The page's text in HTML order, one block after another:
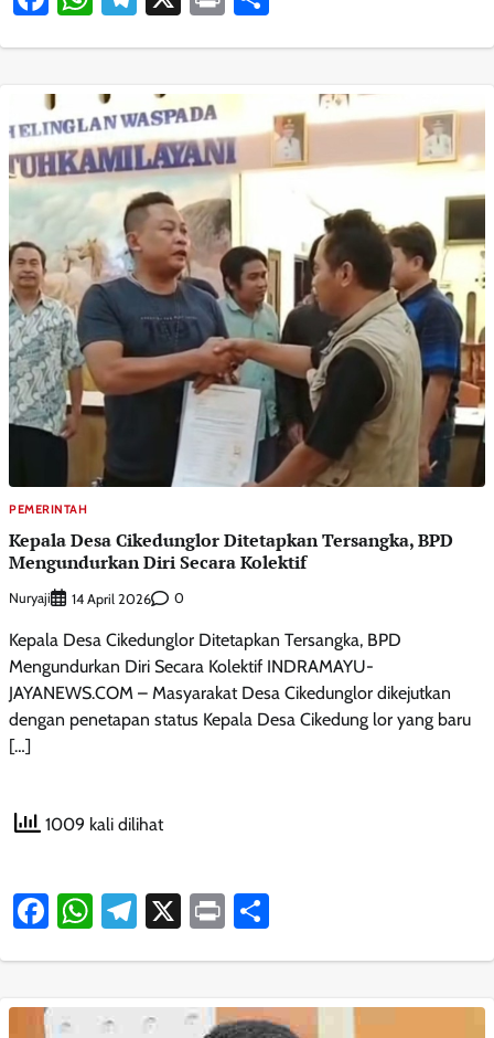
PEMERINTAH
Kepala Desa Cikedunglor Ditetapkan Tersangka, BPD
Mengundurkan Diri Secara Kolektif
Nuryaji 14 April 2026 0
Kepala Desa Cikedunglor Ditetapkan Tersangka, BPD
Mengundurkan Diri Secara Kolektif INDRAMAYU-
JAYANEWS.COM – Masyarakat Desa Cikedunglor dikejutkan
dengan penetapan status Kepala Desa Cikedung lor yang baru
[…]
1009 kali dilihat
Facebook
WhatsApp
Telegram
X Print